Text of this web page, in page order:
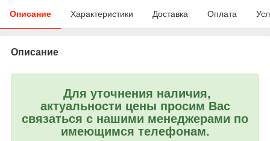
Описание Характеристики Доставка Оплата
Описание
Для уточнения наличия,
актуальности цены просим Вас
связаться с нашими менеджерами по
имеющимся телефонам.